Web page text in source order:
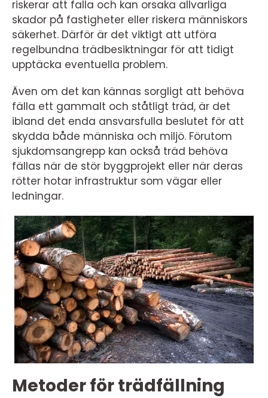
riskerar att falla och kan orsaka allvarliga
skador på fastigheter eller riskera människors
säkerhet. Därför är det viktigt att utföra
regelbundna trädbesiktningar för att tidigt
upptäcka eventuella problem.
Även om det kan kännas sorgligt att behöva
fälla ett gammalt och ståtligt träd, är det
ibland det enda ansvarsfulla beslutet för att
skydda både människa och miljö. Förutom
sjukdomsangrepp kan också träd behöva
fällas när de stör byggprojekt eller när deras
rötter hotar infrastruktur som vägar eller
ledningar.
Metoder för trädfällning